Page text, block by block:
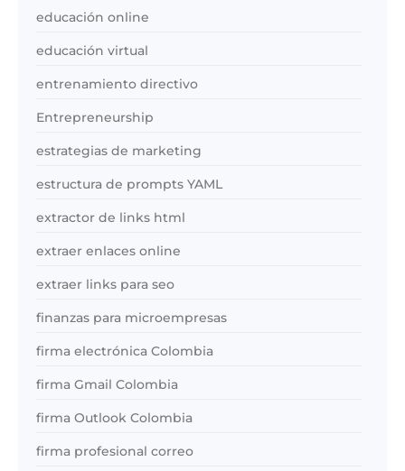
educación online
educación virtual
entrenamiento directivo
Entrepreneurship
estrategias de marketing
estructura de prompts YAML
extractor de links html
extraer enlaces online
extraer links para seo
finanzas para microempresas
firma electrónica Colombia
firma Gmail Colombia
firma Outlook Colombia
firma profesional correo